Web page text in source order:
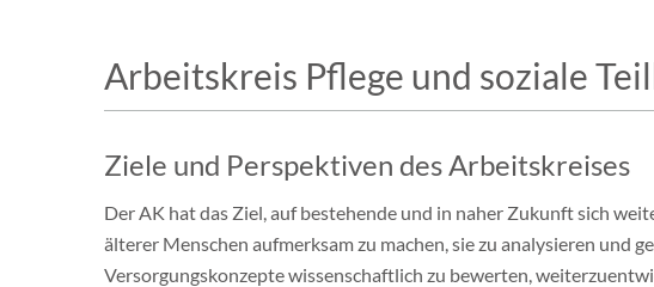
Arbeitskreis Pflege und soziale
Ziele und Perspektiven des Arbeitskreises
Der AK hat das Ziel, auf bestehende und in naher Zukunft sich
älterer Menschen aufmerksam zu machen, sie zu analysieren und
Versorgungskonzepte wissenschaftlich zu bewerten,